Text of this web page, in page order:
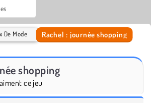
De Mode Rachel : journée shopping
shopping
ce jeu